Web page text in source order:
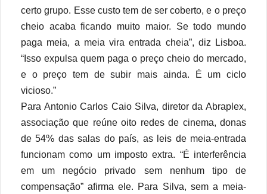
certo grupo. Esse custo tem de ser coberto, e o preço
cheio acaba ficando muito maior. Se todo mundo
paga meia, a meia vira entrada cheia”, diz Lisboa.
“Isso expulsa quem paga o preço cheio do mercado,
e o preço tem de subir mais ainda. É um ciclo
vicioso.”
Para Antonio Carlos Caio Silva, diretor da Abraplex,
associação que reúne oito redes de cinema, donas
de 54% das salas do país, as leis de meia-entrada
funcionam como um imposto extra. “É interferência
em um negócio privado sem nenhum tipo de
compensação” afirma ele. Para Silva, sem a meia-